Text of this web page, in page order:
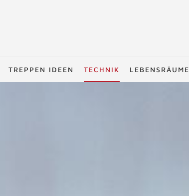
TREPPEN IDEEN TECHNIK LEBENSRÄUME